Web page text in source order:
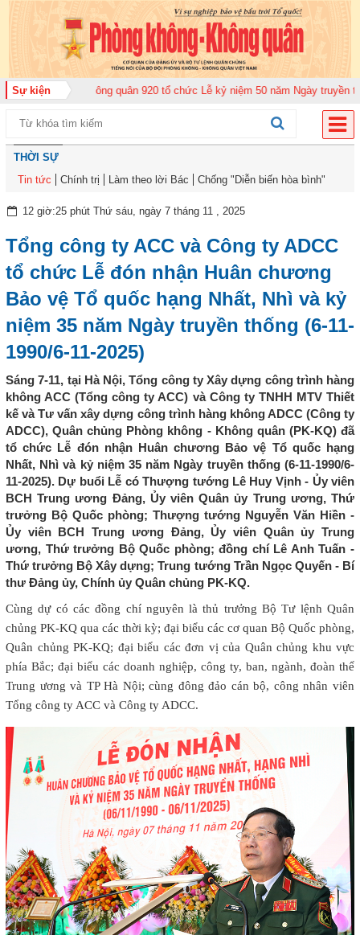
Sự kiện
Không quân 920 tổ chức Lễ kỷ niệm 50 năm Ngày truyền thống (12-11-
THỜI SỰ
Tin tức
Chính trị Làm theo lời Bác Chống "Diễn biến hòa bình"
12 giờ:25 phút Thứ sáu, ngày 7 tháng 11 , 2025
Tổng công ty ACC và Công ty ADCC
tổ chức Lễ đón nhận Huân chương
Bảo vệ Tổ quốc hạng Nhất, Nhì và kỷ
niệm 35 năm Ngày truyền thống (6-11-
1990/6-11-2025)
Sáng 7-11, tại Hà Nội, Tổng công ty Xây dựng công trình hàng
không ACC (Tổng công ty ACC) và Công ty TNHH MTV Thiết
kế và Tư vấn xây dựng công trình hàng không ADCC (Công ty
ADCC), Quân chủng Phòng không - Không quân (PK-KQ) đã
tổ chức Lễ đón nhận Huân chương Bảo vệ Tổ quốc hạng
Nhất, Nhì và kỷ niệm 35 năm Ngày truyền thống (6-11-1990/6-
11-2025). Dự buổi Lễ có Thượng tướng Lê Huy Vịnh - Ủy viên
BCH Trung ương Đảng, Ủy viên Quân ủy Trung ương, Thứ
trưởng Bộ Quốc phòng; Thượng tướng Nguyễn Văn Hiền -
Ủy viên BCH Trung ương Đảng, Ủy viên Quân ủy Trung
ương, Thứ trưởng Bộ Quốc phòng; đồng chí Lê Anh Tuấn -
Thứ trưởng Bộ Xây dựng; Trung tướng Trần Ngọc Quyến - Bí
thư Đảng ủy, Chính ủy Quân chủng PK-KQ.
Cùng dự có các đồng chí nguyên là thủ trưởng Bộ Tư lệnh Quân
chủng PK-KQ qua các thời kỳ; đại biểu các cơ quan Bộ Quốc phòng,
Quân chủng PK-KQ; đại biểu các đơn vị của Quân chủng khu vực
phía Bắc; đại biểu các doanh nghiệp, công ty, ban, ngành, đoàn thể
Trung ương và TP Hà Nội; cùng đông đảo cán bộ, công nhân viên
Tổng công ty ACC và Công ty ADCC.